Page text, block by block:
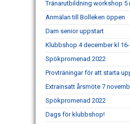
Tränarutbildning workshop 5
Anmälan till Bolleken öppen
Dam senior uppstart
Klubbshop 4 december kl
Spökpromenad 2022
Provträningar för att starta
Extrainsatt årsmöte 7
Spökpromenad 2022
Dags för klubbshop!